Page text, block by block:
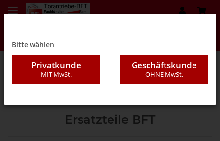
Startseite
Ersatzteile BFT
Bitte wählen:
Privatkunde
MIT MwSt.
Geschäftskunde
OHNE MwSt.